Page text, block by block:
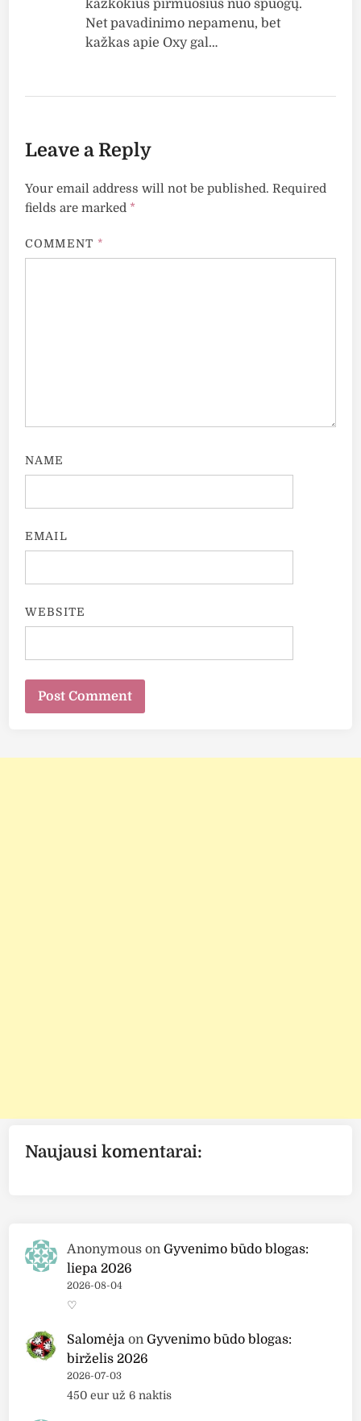
kažkokius pirmuosius nuo spuogų.
Net pavadinimo nepamenu, bet
kažkas apie Oxy gal…
Leave a Reply
Your email address will not be published. Required
fields are marked *
COMMENT *
NAME
EMAIL
WEBSITE
Naujausi komentarai:
Anonymous onGyvenimo būdo blogas:
liepa 2026
2026-08-04
♡
Salomėja onGyvenimo būdo blogas:
birželis 2026
2026-07-03
450 eur už 6 naktis